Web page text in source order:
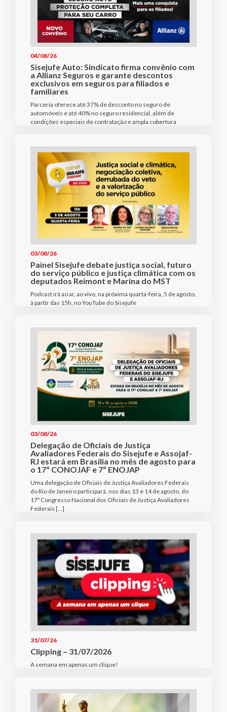
04/08/26
Sisejufe Auto: Sindicato firma convênio com
a Allianz Seguros e garante descontos
exclusivos em seguros para filiados e
familiares
Parceria oferece até 37% de desconto no seguro de
automóveis e até 40% no seguro residencial, além de
condições especiais de contratação e ampla cobertura
03/08/26
Painel Sisejufe debate justiça social, futuro
do serviço público e justiça climática com os
deputados Reimont e Marina do MST
Podcast irá ao ar, ao vivo, na próxima quarta-feira, 5 de agosto,
à partir das 15h, no YouTube do Sisejufe
03/08/26
Delegação de Oficiais de Justiça
Avaliadores Federais do Sisejufe e Assojaf-
RJ estará em Brasília no mês de agosto para
o 17º CONOJAF e 7º ENOJAP
Uma delegação de Oficiais de Justiça Avaliadores Federais
do Rio de Janeiro participará, nos dias 13 e 14 de agosto, do
17º Congresso Nacional dos Oficiais de Justiça Avaliadores
Federais […]
31/07/26
Clipping – 31/07/2026
A semana em apenas um clique!